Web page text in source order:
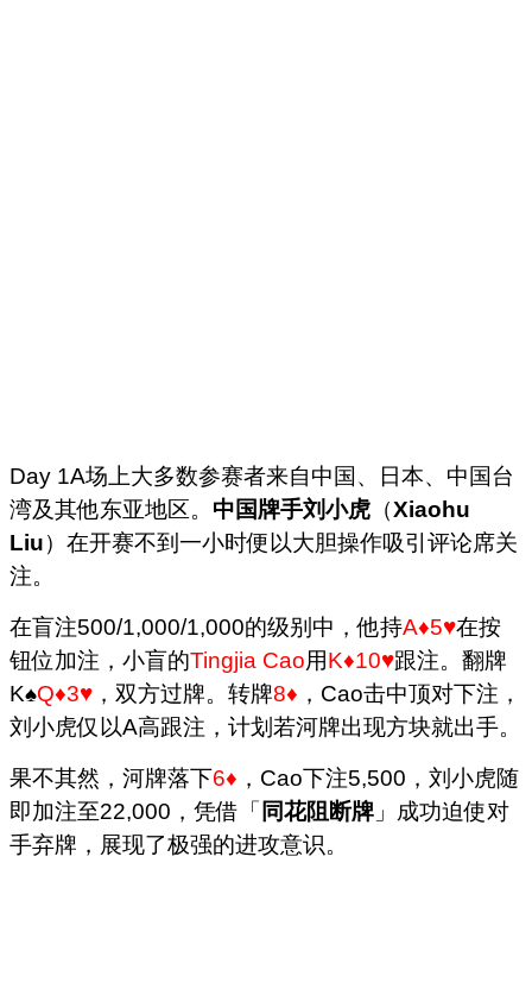
Day 1A场上大多数参赛者来自中国、日本、中国台
湾及其他东亚地区。 中国牌手刘小虎 （Xiaohu
Liu）在开赛不到一小时便以大胆操作吸引评论席关
注。
在盲注500/1,000/1,000的级别中，他持A♦5♥在按
钮位加注，小盲的Tingjia Cao用K♦10♥跟注。翻牌
K♠Q♦3♥ ，双方过牌。转牌8♦ ，Cao击中顶对下注，
刘小虎仅以A高跟注，计划若河牌出现方块就出手。
果不其然，河牌落下6♦ ，Cao下注5,500，刘小虎随
即加注至22,000，凭借「 同花阻断牌 」成功迫使对
手弃牌，展现了极强的进攻意识。